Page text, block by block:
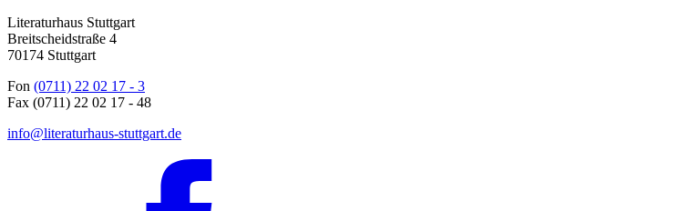
Literaturhaus Stuttgart
Breitscheidstraße 4
70174 Stuttgart
Fon (0711) 22 02 17 - 3
Fax (0711) 22 02 17 - 48
info@literaturhaus-stuttgart.de